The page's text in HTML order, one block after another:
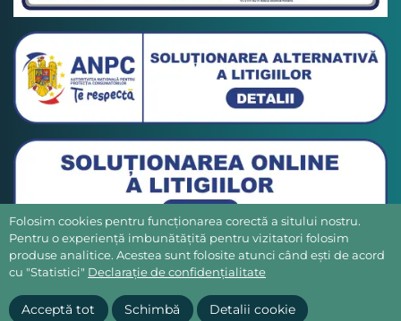
Folosim cookies pentru funcționarea corectă a sitului nostru.
Pentru o experiență imbunătățită pentru vizitatori folosim
produse analitice. Acestea sunt folosite atunci când ești de acord
cu "Statistici" Declarație de confidențialitate
Acceptă tot Schimbă Detalii cookie